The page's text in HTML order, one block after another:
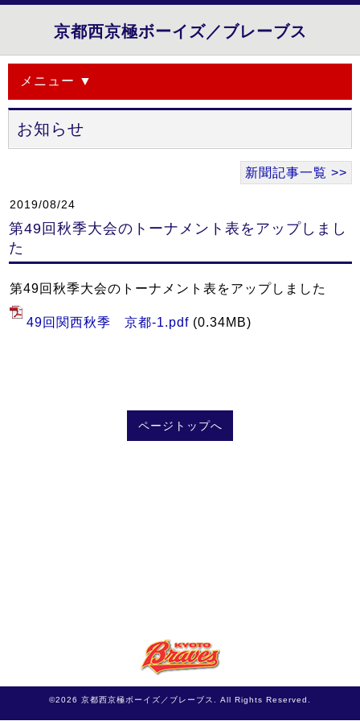
京都西京極ボーイズ／ブレーブス
メニュー ▼
お知らせ
新聞記事一覧 >>
2019/08/24
第49回秋季大会のトーナメント表をアップしまし
た
第49回秋季大会のトーナメント表をアップしました
49回関西秋季 京都-1.pdf (0.34MB)
ページトップへ
©2026 京都西京極ボーイズ／ブレーブス . All Rights Reserved.